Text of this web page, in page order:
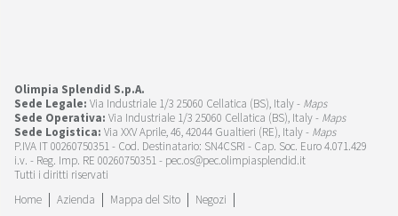
Olimpia Splendid S.p.A.
Sede Legale: Via Industriale 1/3 25060 Cellatica (BS), Italy - Maps
Sede Operativa: Via Industriale 1/3 25060 Cellatica (BS), Italy - Maps
Sede Logistica: Via XXV Aprile, 46, 42044 Gualtieri (RE), Italy - Maps
P.IVA IT 00260750351 - Cod. Destinatario: SN4CSRI - Cap. Soc. Euro 4.071.429
i.v. - Reg. Imp. RE 00260750351 - pec.os@pec.olimpiasplendid.it
Tutti i diritti riservati
Home
Azienda Mappa del Sito
Negozi